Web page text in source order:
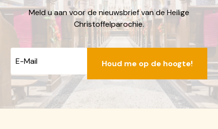
Meld u aan voor de nieuwsbrief van de Heilige
Christoffelparochie.